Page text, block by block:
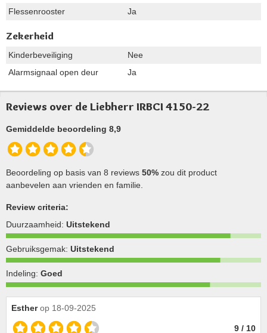
Flessenrooster
Ja
Zekerheid
Kinderbeveiliging
Nee
Alarmsignaal open deur
Ja
Reviews over de Liebherr IRBCI 4150-22
Gemiddelde beoordeling 8,9
Beoordeling op basis van 8 reviews 50% zou dit product
aanbevelen aan vrienden en familie.
Review criteria:
Duurzaamheid: Uitstekend
Gebruiksgemak: Uitstekend
Indeling: Goed
Esther op 18-09-2025
9 / 10